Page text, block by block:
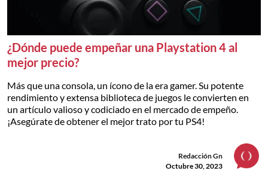
¿Dónde puede empeñar una Playstation 4 al
mejor precio?
Más que una consola, un ícono de la era gamer. Su potente
rendimiento y extensa biblioteca de juegos le convierten en
un artículo valioso y codiciado en el mercado de empeño.
¡Asegúrate de obtener el mejor trato por tu PS4!
Redacción Gn
Octubre 30, 2023